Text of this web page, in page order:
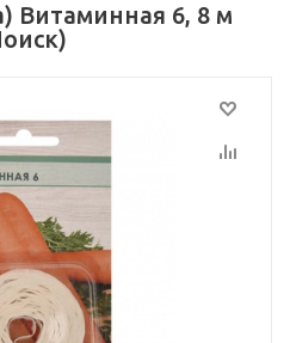
Витаминная 6, 8 м